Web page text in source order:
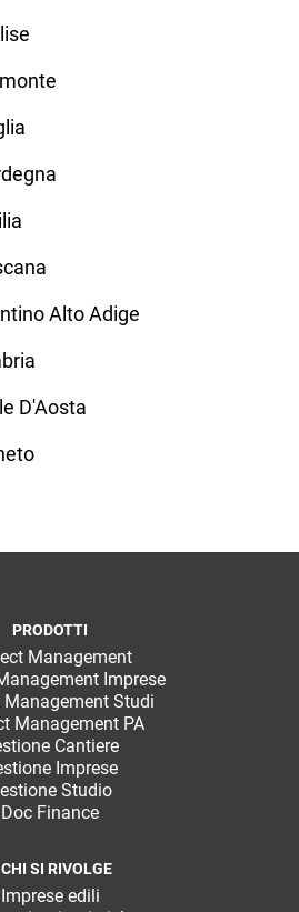
Alto Adige
D'Aosta
PRODOTTI
Management
Imprese
Management Studi
Management PA
Cantiere
Imprese
Studio
Doc Finance
SI RIVOLGE
Imprese edili